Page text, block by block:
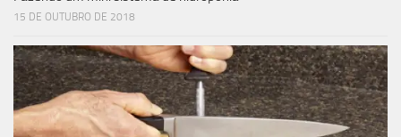
15 DE OUTUBRO DE 2018